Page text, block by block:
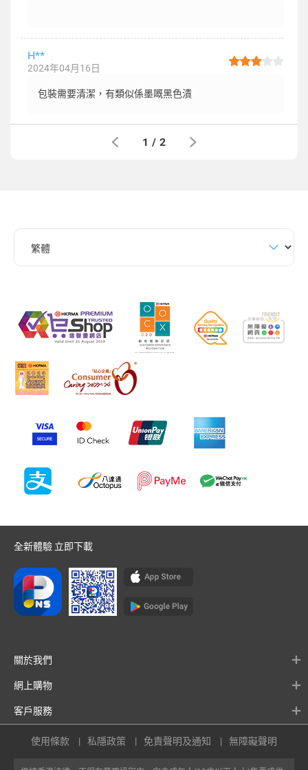
H**
2024年04月16日
包裝需要清潔，有類似係墨嘅黑色漬
1 / 2
全新體驗 立即下載
關於我們
網上購物
客戶服務
使用條款 私隱政策 免責聲明及通知 無障礙聲明